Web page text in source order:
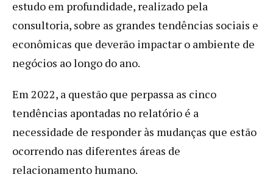
estudo em profundidade, realizado pela
consultoria, sobre as grandes tendências sociais e
econômicas que deverão impactar o ambiente de
negócios ao longo do ano.
Em 2022, a questão que perpassa as cinco
tendências apontadas no relatório é a
necessidade de responder às mudanças que estão
ocorrendo nas diferentes áreas de
relacionamento humano.